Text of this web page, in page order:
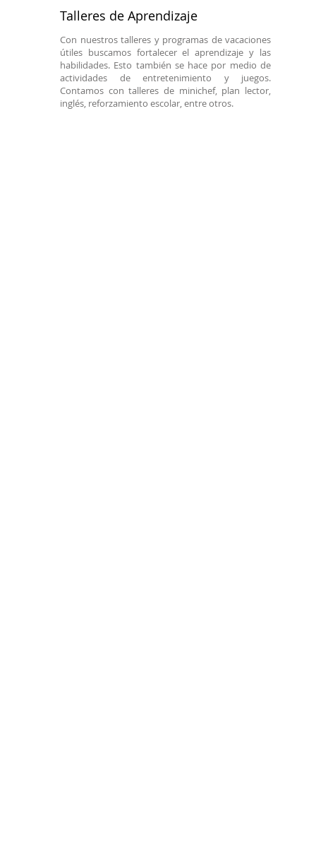
Talleres de Aprendizaje
Con nuestros talleres y programas de vacaciones
útiles buscamos fortalecer el aprendizaje y las
habilidades. Esto también se hace por medio de
actividades de entretenimiento y juegos.
Contamos con talleres de minichef, plan lector,
inglés, reforzamiento escolar, entre otros.